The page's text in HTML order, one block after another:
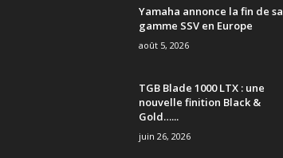
Yamaha annonce la fin de sa
gamme SSV en Europe
août 5, 2026
TGB Blade 1000 LTX : une
nouvelle finition Black &
Gold…...
juin 26, 2026